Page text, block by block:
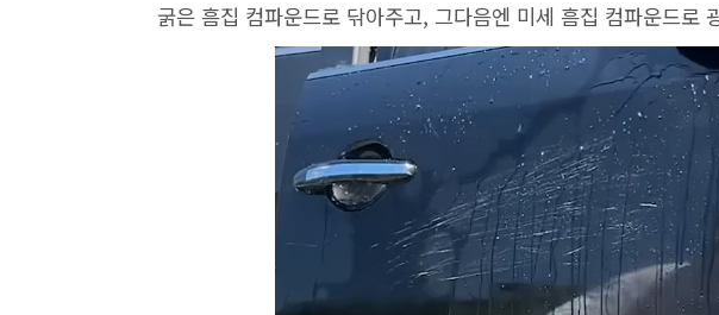
굵은 흠집 컴파운드로 닦아주고, 그다음엔 미세 흠집 컴파운드로